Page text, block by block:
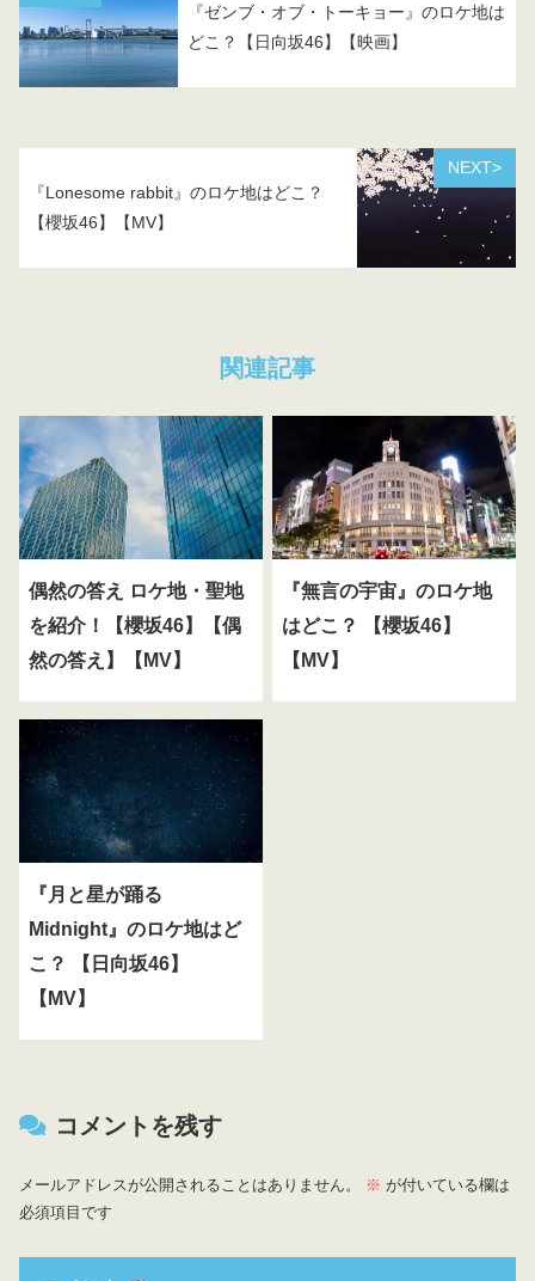
『ゼンブ・オブ・トーキョー』のロケ地は
どこ？【日向坂46】【映画】
NEXT>
『Lonesome rabbit』のロケ地はどこ？
【櫻坂46】【MV】
関連記事
偶然の答え ロケ地・聖地
を紹介！【櫻坂46】【偶
然の答え】【MV】
『無言の宇宙』のロケ地
はどこ？ 【櫻坂46】
【MV】
『月と星が踊る
Midnight』のロケ地はど
こ？ 【日向坂46】
【MV】
コメントを残す
メールアドレスが公開されることはありません。 ※ が付いている欄は
必須項目です